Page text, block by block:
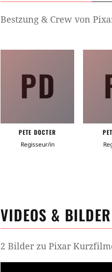
Bestzung & Crew von
PD
PETE DOCTER
Regisseur/in
VIDEOS & BILDER
2 Bilder zu Pixar